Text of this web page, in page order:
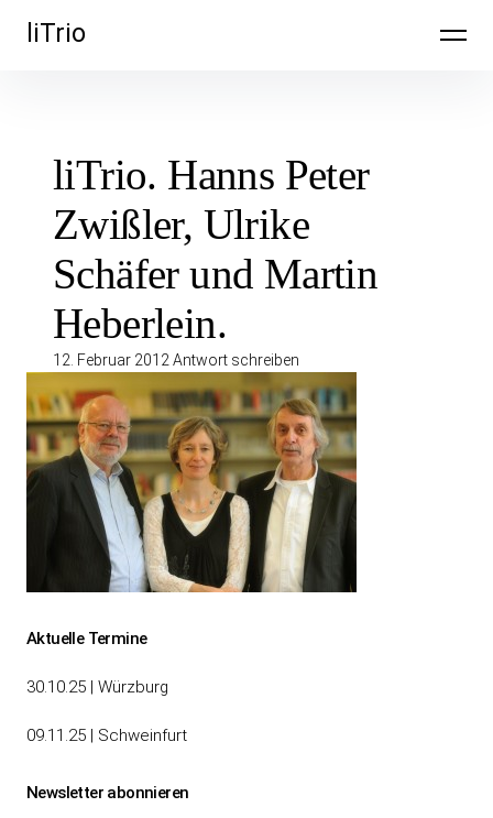
überspringen
liTrio
liTrio. Hanns Peter
Zwißler, Ulrike
Schäfer und Martin
Heberlein.
12. Februar 2012 Antwort schreiben
Beitragsnavigation
Aktuelle Termine
30.10.25 | Würzburg
09.11.25 | Schweinfurt
Newsletter abonnieren